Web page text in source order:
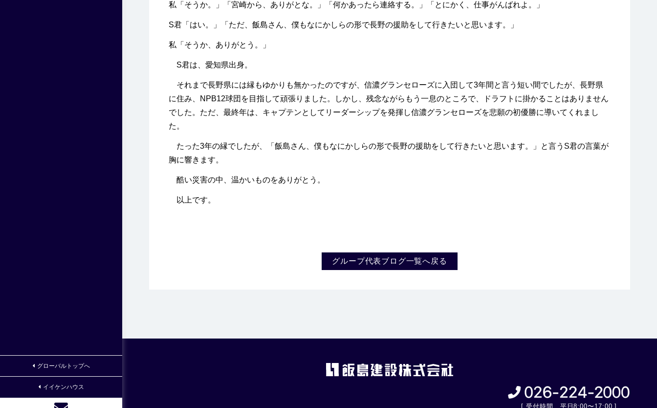
グローバルトップへ
イイケンハウス
私「そうか。」「宮崎から、ありがとな。」「何かあったら連絡する。」「とにかく、仕事がんばれよ。」
S君「はい。」「ただ、飯島さん、僕もなにかしらの形で長野の援助をして行きたいと思います。」
私「そうか、ありがとう。」
S君は、愛知県出身。
それまで長野県には縁もゆかりも無かったのですが、信濃グランセローズに入団して3年間と言う短い間でしたが、長野県
に住み、NPB12球団を目指して頑張りました。しかし、残念ながらもう一息のところで、ドラフトに掛かることはありません
でした。ただ、最終年は、キャプテンとしてリーダーシップを発揮し信濃グランセローズを悲願の初優勝に導いてくれまし
た。
たった3年の縁でしたが、「飯島さん、僕もなにかしらの形で長野の援助をして行きたいと思います。」と言うS君の言葉が
胸に響きます。
酷い災害の中、温かいものをありがとう。
以上です。
グループ代表ブログ一覧へ戻る
[ 受付時間 平日8:00〜17:00 ]